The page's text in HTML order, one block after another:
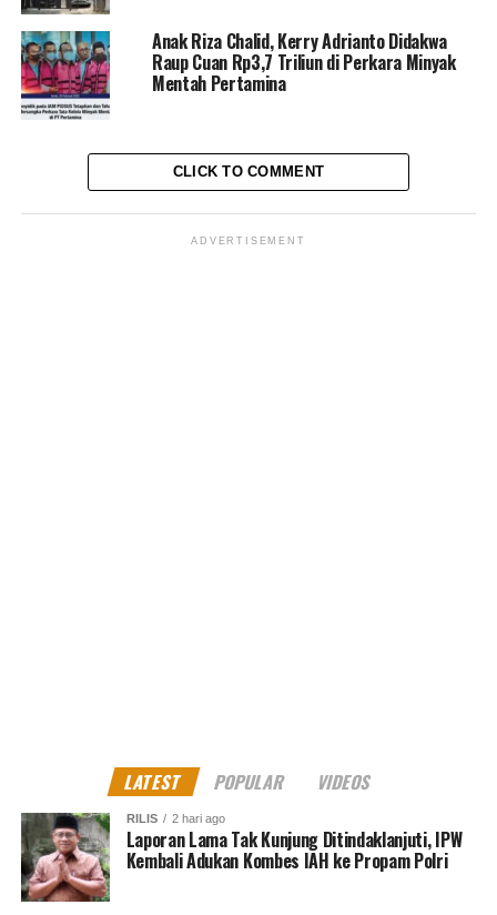
Kritik saran kami terima untuk pengembangan
konten kami. Jangan lupa subscribe dan like di
Channel YouTube, Instagram dan Tik Tok.Terima
kasih.
MOHAMMAD RIZA CHALID
MRC RIZA CHALID
Anak Riza Chalid, Kerry Adrianto Didakwa
Raup Cuan Rp3,7 Triliun di Perkara Minyak
Mentah Pertamina
CLICK TO COMMENT
ADVERTISEMENT
LATEST POPULAR VIDEOS
RILIS 2 hari ago
Laporan Lama Tak Kunjung Ditindaklanjuti, IPW
Kembali Adukan Kombes IAH ke Propam Polri